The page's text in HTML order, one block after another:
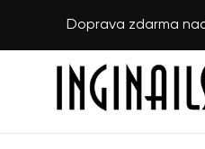
Doprava zdarma